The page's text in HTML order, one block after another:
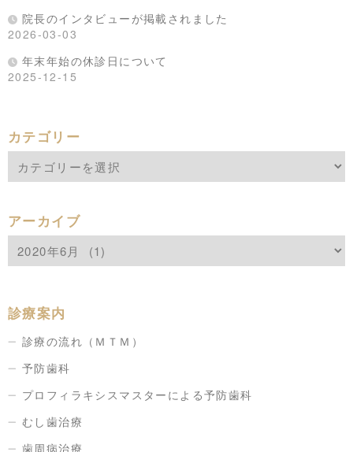
院長のインタビューが掲載されました
2026-03-03
年末年始の休診日について
2025-12-15
カテゴリー
アーカイブ
診療案内
診療の流れ（ＭＴＭ）
予防歯科
プロフィラキシスマスターによる予防歯科
むし歯治療
歯周病治療